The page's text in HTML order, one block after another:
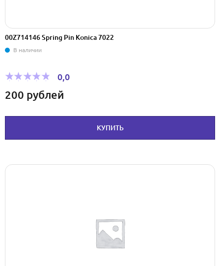
00Z714146 Spring Pin Konica 7022
В наличии
0,0
200 рублей
КУПИТЬ